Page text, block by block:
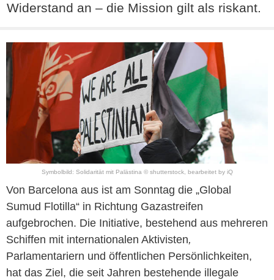
Widerstand an – die Mission gilt als riskant.
Symbolbild: Solidarität mit Palästina © shutterstock, bearbeitet by iQ
Von Barcelona aus ist am Sonntag die „Global
Sumud Flotilla“ in Richtung Gazastreifen
aufgebrochen. Die Initiative, bestehend aus mehreren
Schiffen mit internationalen Aktivisten,
Parlamentariern und öffentlichen Persönlichkeiten,
hat das Ziel, die seit Jahren bestehende illegale